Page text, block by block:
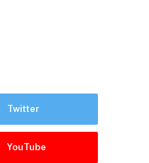
Twitter
YouTube